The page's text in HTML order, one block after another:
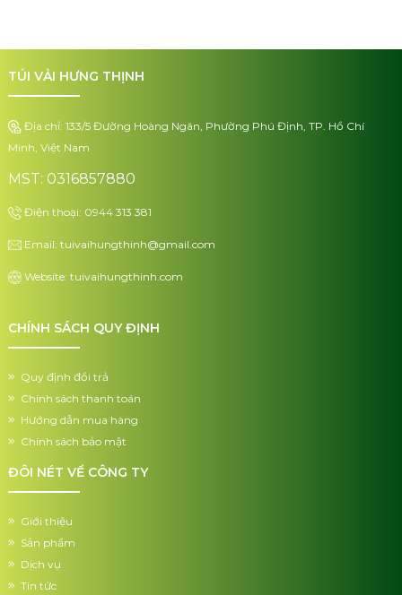
TÚI VẢI HƯNG THỊNH
Địa chỉ: 133/5 Đường Hoàng Ngân, Phường Phú Định, TP. Hồ Chí
Minh, Việt Nam
MST: 0316857880
Điện thoại: 0944 313 381
Email: tuivaihungthinh@gmail.com
Website: tuivaihungthinh.com
CHÍNH SÁCH QUY ĐỊNH
Quy định đổi trả
Chính sách thanh toán
Hướng dẫn mua hàng
Chính sách bảo mật
ĐÔI NÉT VỀ CÔNG TY
Giới thiệu
Sản phẩm
Dịch vụ
Tin tức